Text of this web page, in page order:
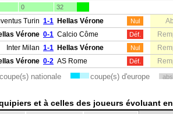
0 32
Turin 1-1 Hellas Vérone Nul
Vérone 0-1 Calcio Côme Déf.
Inter Milan 1-1 Hellas Vérone Nul
Vérone 0-2 AS Rome Déf.
coupe(s) nationale coupe(s) d'europe abs.
et à celles des joueurs évoluant